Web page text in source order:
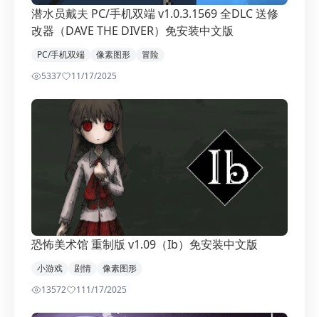
潜水员戴夫 PC/手机双端 v1.0.3.1569 全DLC 送修
改器（DAVE THE DIVER）免安装中文版
PC/手机双端 像素图形
冒险
5337
11/17/2025
恐怖美术馆 重制版 v1.09（Ib）免安装中文版
小游戏 剧情
像素图形
13572
111/17/2025